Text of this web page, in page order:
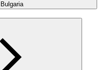
Bulgaria